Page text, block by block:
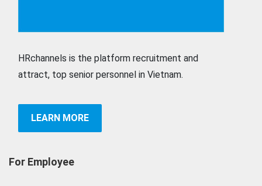
HRchannels is the platform recruitment and
attract, top senior personnel in Vietnam.
LEARN MORE
For Employee